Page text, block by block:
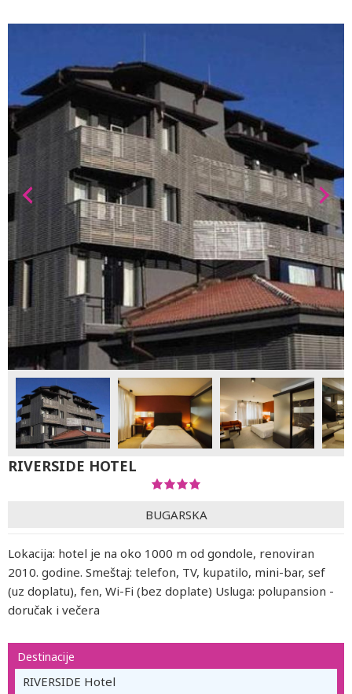
RIVERSIDE HOTEL
BUGARSKA
Lokacija: hotel je na oko 1000 m od gondole, renoviran
2010. godine. Smeštaj: telefon, TV, kupatilo, mini-bar, sef
(uz doplatu), fen, Wi-Fi (bez doplate) Usluga: polupansion -
doručak i večera
Destinacije
RIVERSIDE Hotel